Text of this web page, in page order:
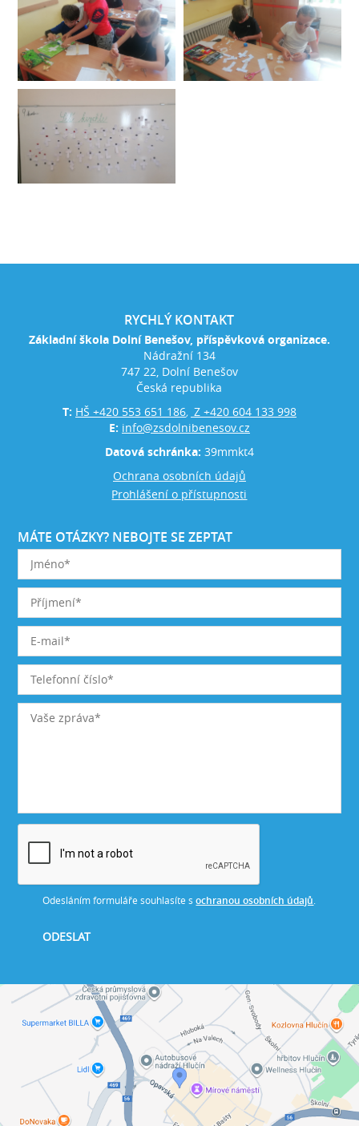
RYCHLÝ KONTAKT
Základní škola Dolní Benešov, příspěvková organizace.
Nádražní 134
747 22, Dolní Benešov
Česká republika
T: HŠ +420 553 651 186, Z +420 604 133 998
E: info@zsdolnibenesov.cz
Datová schránka: 39mmkt4
Ochrana osobních údajů
Prohlášení o přístupnosti
MÁTE OTÁZKY? NEBOJTE SE ZEPTAT
Odesláním formuláře souhlasíte sochranou osobních údajů.